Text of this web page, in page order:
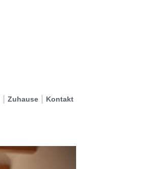
Zuhause Kontakt